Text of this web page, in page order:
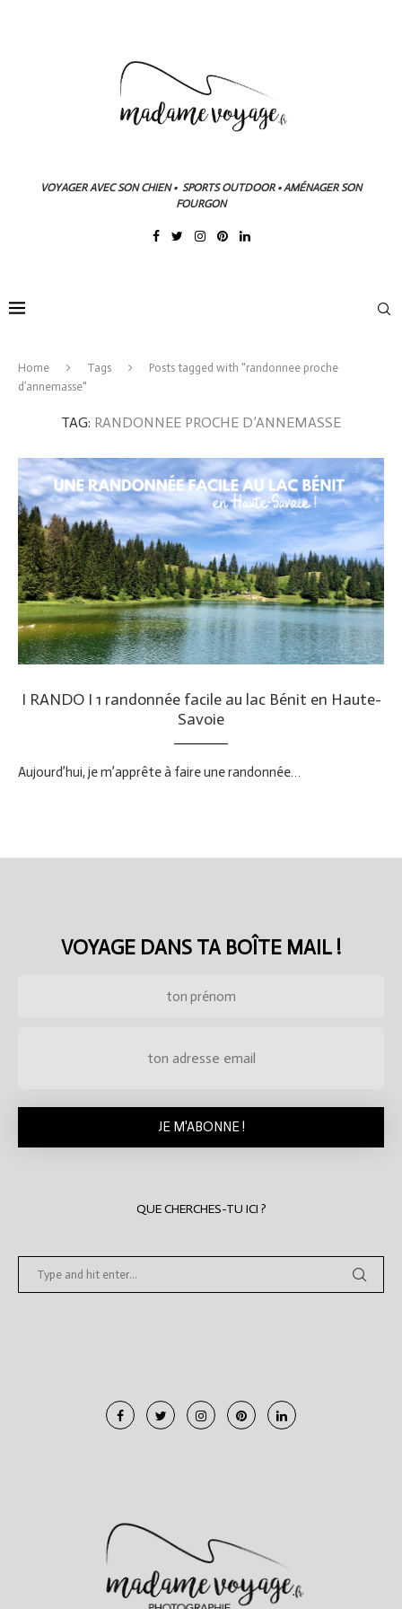
VOYAGER AVEC SON CHIEN • SPORTS OUTDOOR • AMÉNAGER SON
FOURGON
Home Tags
Posts tagged with "randonnee proche
d’annemasse"
TAG: RANDONNEE PROCHE D’ANNEMASSE
I RANDO I 1 randonnée facile au lac Bénit en Haute-
Savoie
Aujourd’hui, je m’apprête à faire une randonnée…
VOYAGE DANS TA BOÎTE MAIL !
QUE CHERCHES-TU ICI ?